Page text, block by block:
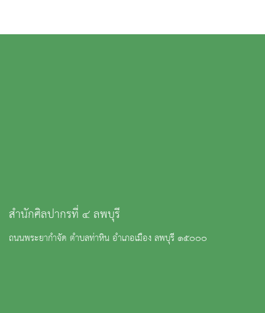
สำนักศิลปากรที่ ๔ ลพบุรี
ถนนพระยากำจัด ตำบลท่าหิน อำเภอเมือง ลพบุรี ๑๕๐๐๐